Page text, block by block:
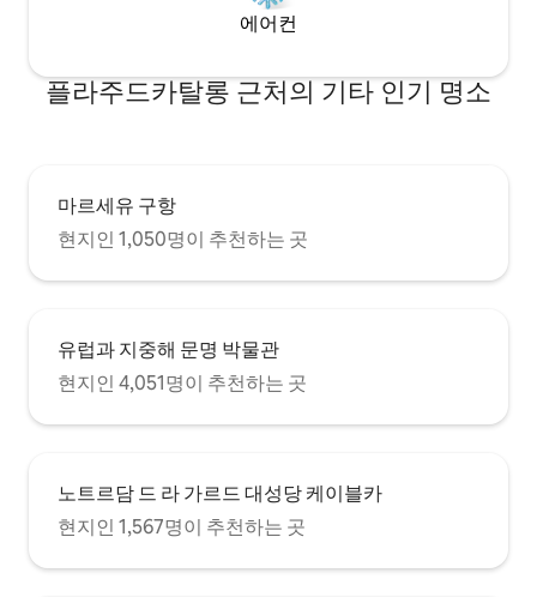
에어컨
플라주드카탈롱 근처의 기타 인기 명소
마르세유 구항
현지인 1,050명이 추천하는 곳
유럽과 지중해 문명 박물관
현지인 4,051명이 추천하는 곳
노트르담 드 라 가르드 대성당 케이블카
현지인 1,567명이 추천하는 곳